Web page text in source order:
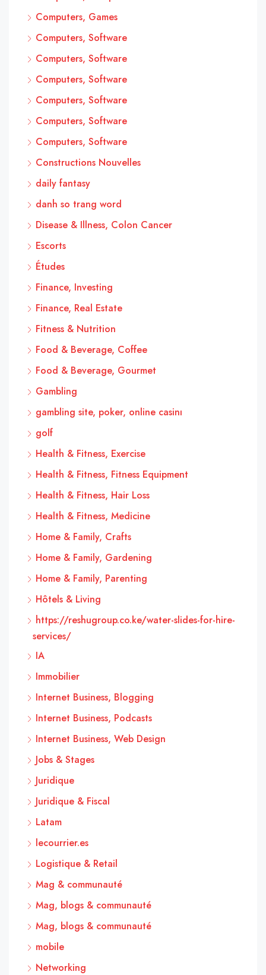
Computers, Games
Computers, Software
Computers, Software
Computers, Software
Computers, Software
Computers, Software
Computers, Software
Constructions Nouvelles
daily fantasy
danh so trang word
Disease & Illness, Colon Cancer
Escorts
Études
Finance, Investing
Finance, Real Estate
Fitness & Nutrition
Food & Beverage, Coffee
Food & Beverage, Gourmet
Gambling
gambling site, poker, online casinı
golf
Health & Fitness, Exercise
Health & Fitness, Fitness Equipment
Health & Fitness, Hair Loss
Health & Fitness, Medicine
Home & Family, Crafts
Home & Family, Gardening
Home & Family, Parenting
Hôtels & Living
https://reshugroup.co.ke/water-slides-for-hire-
services/
IA
Immobilier
Internet Business, Blogging
Internet Business, Podcasts
Internet Business, Web Design
Jobs & Stages
Juridique
Juridique & Fiscal
Latam
lecourrier.es
Logistique & Retail
Mag & communauté
Mag, blogs & communauté
Mag, blogs & communauté
mobile
Networking